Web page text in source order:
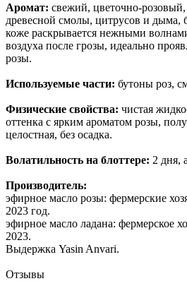
Аромат: свежий, цветочно-
древесной смолы, цитрусов и
коже раскрывается нежными
воздуха после грозы, идеально
розы.
Используемые части: бутоны роз,
Физические свойства: чистая
оттенка с ярким ароматом розы,
целостная, без осадка.
Волатильность на блоттере: 2 дня,
Производитель:
эфирное масло розы: фермерские
2023 год.
эфирное масло ладана: фермерское
2023.
Выдержка Yasin Anvari.
Отзывы